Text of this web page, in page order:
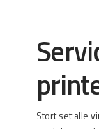
Stort set alle